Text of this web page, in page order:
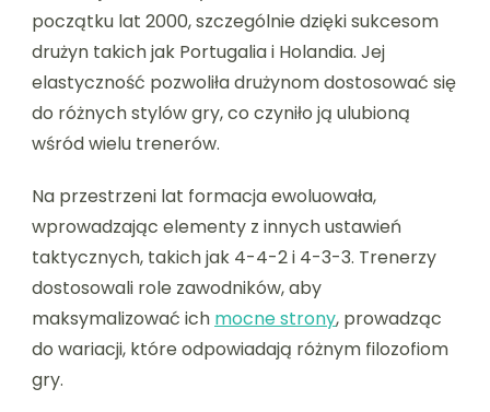
początku lat 2000, szczególnie dzięki sukcesom
drużyn takich jak Portugalia i Holandia. Jej
elastyczność pozwoliła drużynom dostosować się
do różnych stylów gry, co czyniło ją ulubioną
wśród wielu trenerów.
Na przestrzeni lat formacja ewoluowała,
wprowadzając elementy z innych ustawień
taktycznych, takich jak 4-4-2 i 4-3-3. Trenerzy
dostosowali role zawodników, aby
maksymalizować ich mocne strony, prowadząc
do wariacji, które odpowiadają różnym filozofiom
gry.